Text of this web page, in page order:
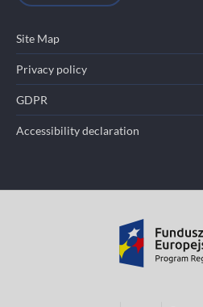
Site Map
Privacy policy
GDPR
Accessibility declaration